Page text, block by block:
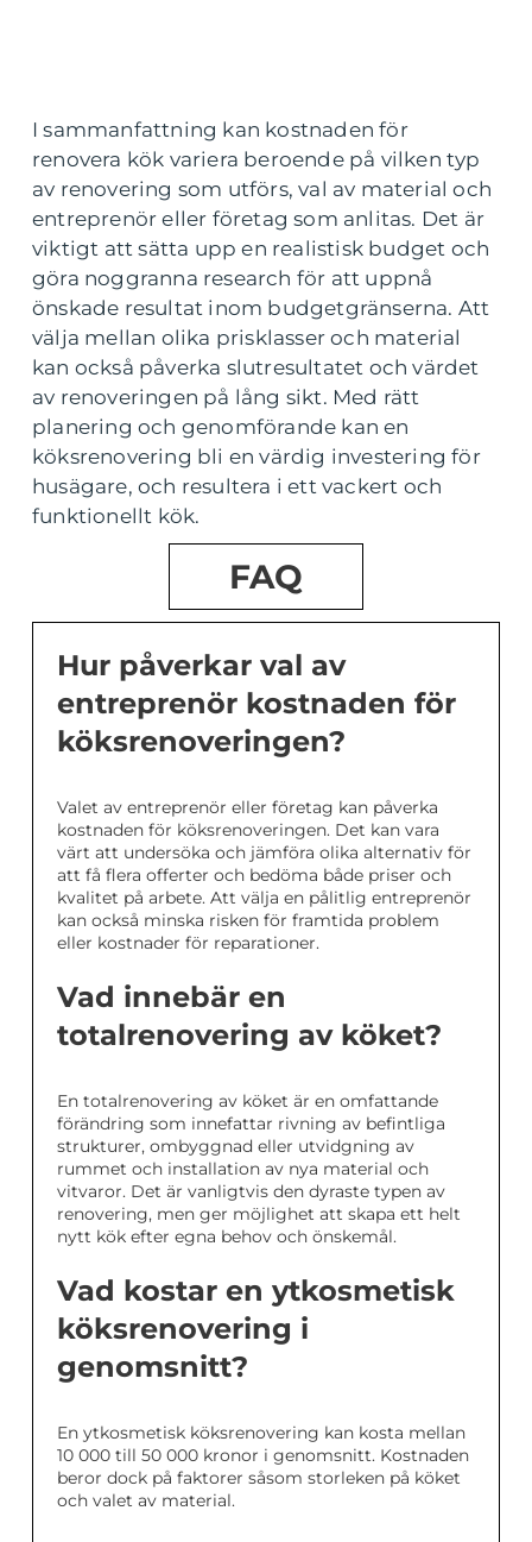
I sammanfattning kan kostnaden för
renovera kök variera beroende på vilken typ
av renovering som utförs, val av material och
entreprenör eller företag som anlitas. Det är
viktigt att sätta upp en realistisk budget och
göra noggranna research för att uppnå
önskade resultat inom budgetgränserna. Att
välja mellan olika prisklasser och material
kan också påverka slutresultatet och värdet
av renoveringen på lång sikt. Med rätt
planering och genomförande kan en
köksrenovering bli en värdig investering för
husägare, och resultera i ett vackert och
funktionellt kök.
FAQ
Hur påverkar val av
entreprenör kostnaden för
köksrenoveringen?
Valet av entreprenör eller företag kan påverka
kostnaden för köksrenoveringen. Det kan vara
värt att undersöka och jämföra olika alternativ för
att få flera offerter och bedöma både priser och
kvalitet på arbete. Att välja en pålitlig entreprenör
kan också minska risken för framtida problem
eller kostnader för reparationer.
Vad innebär en
totalrenovering av köket?
En totalrenovering av köket är en omfattande
förändring som innefattar rivning av befintliga
strukturer, ombyggnad eller utvidgning av
rummet och installation av nya material och
vitvaror. Det är vanligtvis den dyraste typen av
renovering, men ger möjlighet att skapa ett helt
nytt kök efter egna behov och önskemål.
Vad kostar en ytkosmetisk
köksrenovering i
genomsnitt?
En ytkosmetisk köksrenovering kan kosta mellan
10 000 till 50 000 kronor i genomsnitt. Kostnaden
beror dock på faktorer såsom storleken på köket
och valet av material.